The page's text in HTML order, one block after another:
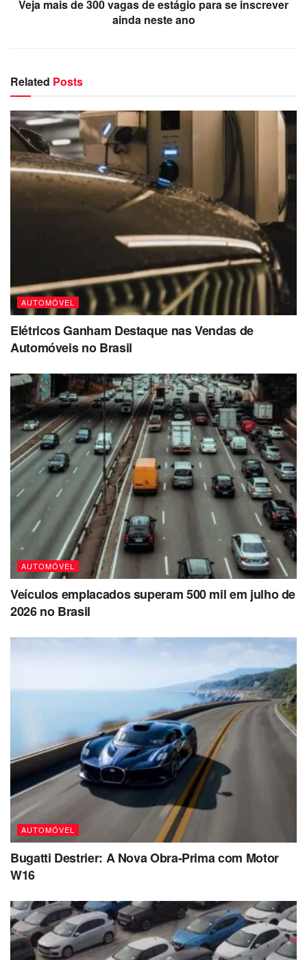
Veja mais de 300 vagas de estágio para se inscrever
ainda neste ano
Related Posts
AUTOMÓVEL
Elétricos Ganham Destaque nas Vendas de
Automóveis no Brasil
AUTOMÓVEL
Veículos emplacados superam 500 mil em julho de
2026 no Brasil
AUTOMÓVEL
Bugatti Destrier: A Nova Obra-Prima com Motor
W16